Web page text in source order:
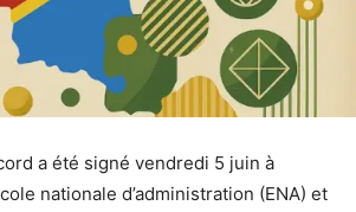
a été signé vendredi 5 juin à
nationale d’administration (ENA) et